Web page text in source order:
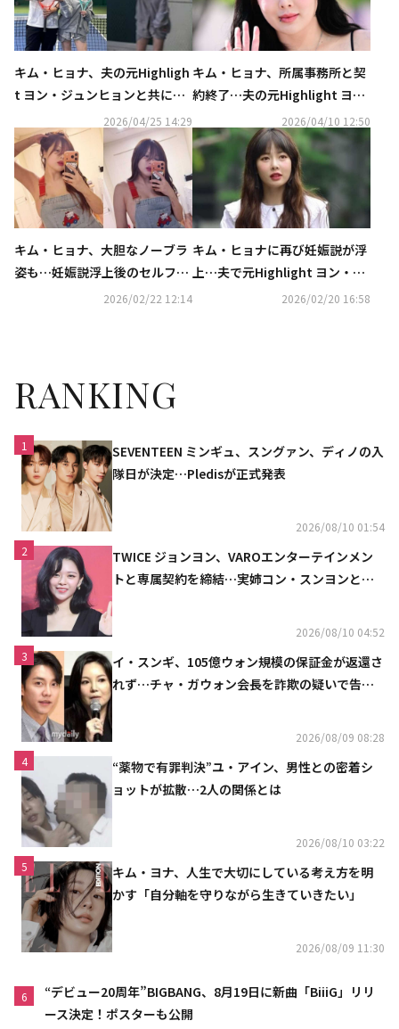
キム・ヒョナ、夫の元Highligh
t ヨン・ジュンヒョンと共にチ
ャン・ソンギュの誕生日をお祝
い！（動画あり）
2026/04/25 14:29
キム・ヒョナ、所属事務所と契
約終了…夫の元Highlight ヨ
ン・ジュンヒョンに続き発表
2026/04/10 12:50
キム・ヒョナ、大胆なノーブラ
姿も…妊娠説浮上後のセルフシ
2026/02/22 12:14
キム・ヒョナに再び妊娠説が浮
上…夫で元Highlight ヨン・ジ
ュンヒョンとのデート姿が話題
2026/02/20 16:58
RANKING
1
SEVENTEEN ミンギュ、スングァン、ディノの入
隊日が決定…Pledisが正式発表
2026/08/10 01:54
2
TWICE ジョンヨン、VAROエンターテインメン
トと専属契約を締結…実姉コン・スンヨンと同
2026/08/10 04:52
3
イ・スンギ、105億ウォン規模の保証金が返還さ
れず…チャ・ガウォン会長を詐欺の疑いで告訴
2026/08/09 08:28
4
“薬物で有罪判決”ユ・アイン、男性との密着シ
ョットが拡散…2人の関係とは
2026/08/10 03:22
5
キム・ヨナ、人生で大切にしている考え方を明
かす「自分軸を守りながら生きていきたい」
2026/08/09 11:30
6
“デビュー20周年”BIGBANG、8月19日に新曲「BiiiG」リリ
ース決定！ポスターも公開